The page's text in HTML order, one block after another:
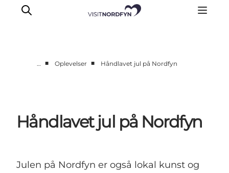
Spis og drik
Overnatning
For børn
… ■ Oplevelser ■ Håndlavet jul på Nordfyn
Håndlavet jul på Nordfyn
Julen på Nordfyn er også lokal kunst og